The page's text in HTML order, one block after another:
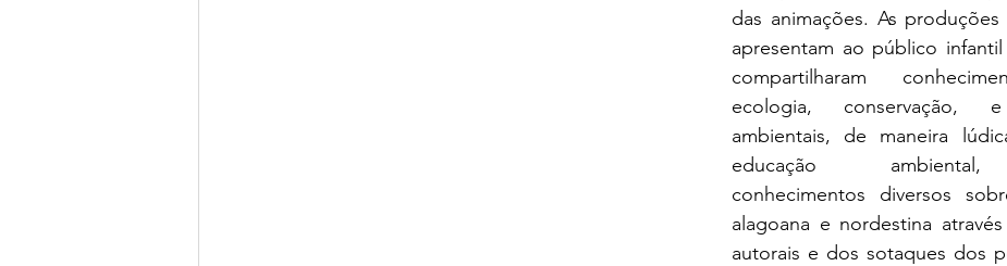
das animações. As produções
apresentam ao público
compartilharam
ecologia, conservação,
ambientais, de maneira
educação
conhecimentos diversos
alagoana e nordestina
autorais e dos sotaques dos